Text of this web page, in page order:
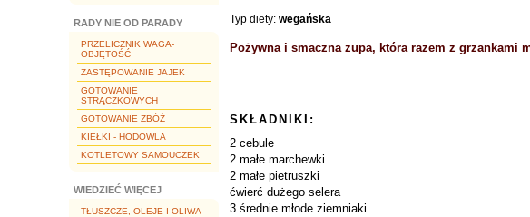
RADY NIE OD PARADY
PRZELICZNIK WAGA-
OBJĘTOŚĆ
ZASTĘPOWANIE JAJEK
GOTOWANIE
STRĄCZKOWYCH
GOTOWANIE ZBÓŻ
KIEŁKI - HODOWLA
KOTLETOWY SAMOUCZEK
WIEDZIEĆ WIĘCEJ
TŁUSZCZE, OLEJE I OLIWA
Typ diety: wegańska
Pożywna i smaczna zupa, która razem z grzankami
SKŁADNIKI:
2 cebule
2 małe marchewki
2 małe pietruszki
ćwierć dużego selera
3 średnie młode ziemniaki